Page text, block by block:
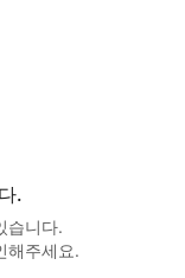
.
습니다.
해주세요.